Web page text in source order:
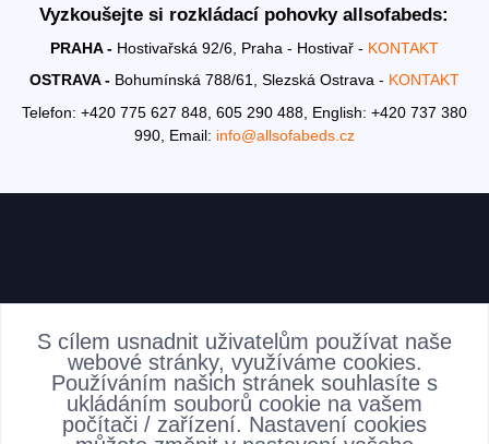
Vyzkoušejte si rozkládací pohovky allsofabeds:
PRAHA - Hostivařská 92/6, Praha - Hostivař - KONTAKT
OSTRAVA - Bohumínská 788/61, Slezská Ostrava - KONTAKT
Telefon: +420 775 627 848, 605 290 488, English: +420 737 380
990, Email: info@allsofabeds.cz
AKTUALITY
S cílem usnadnit uživatelům používat naše
webové stránky, využíváme cookies.
Používáním našich stránek souhlasíte s
ukládáním souborů cookie na vašem
počítači / zařízení. Nastavení cookies